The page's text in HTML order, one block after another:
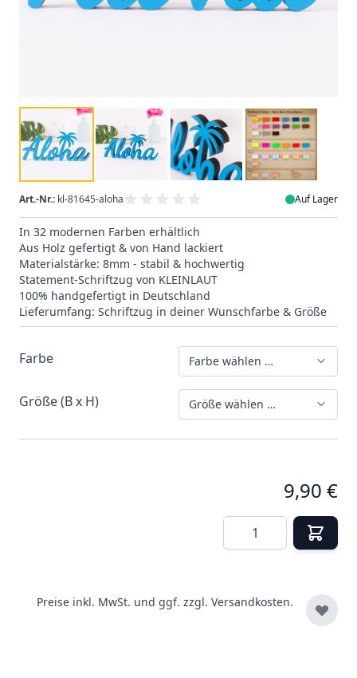
Art.-Nr.: kl-81645-aloha Auf Lager
In 32 modernen Farben erhältlich
Aus Holz gefertigt & von Hand lackiert
Materialstärke: 8mm - stabil & hochwertig
Statement-Schriftzug von KLEINLAUT
100% handgefertigt in Deutschland
Lieferumfang: Schriftzug in deiner Wunschfarbe & Größe
Farbe Farbe wählen …
Größe (B x H) Größe wählen …
9,90 €
Menge
Preise inkl. MwSt. und ggf. zzgl. Versandkosten.